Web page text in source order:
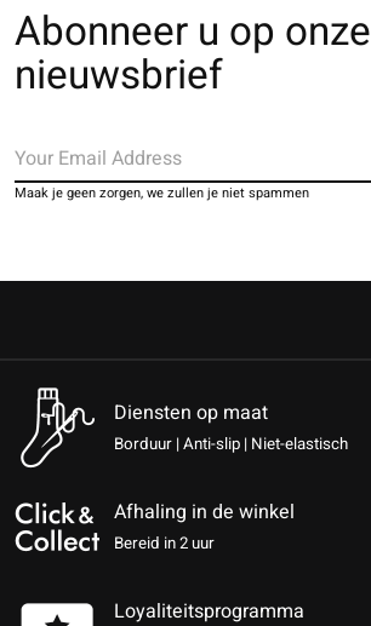
Abonneer u op onze
nieuwsbrief
Maak je geen zorgen, we zullen je niet spammen
Diensten op maat
Borduur | Anti-slip | Niet-elastisch
Afhaling in de winkel
Bereid in 2 uur
Loyaliteitsprogramma